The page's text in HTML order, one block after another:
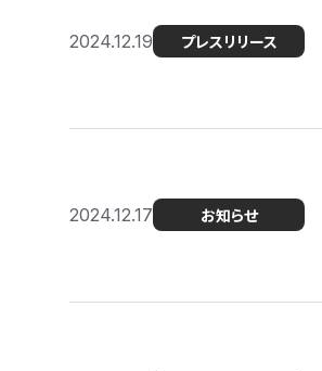
2024.12.19 プレスリリース
2024.12.17 お知らせ